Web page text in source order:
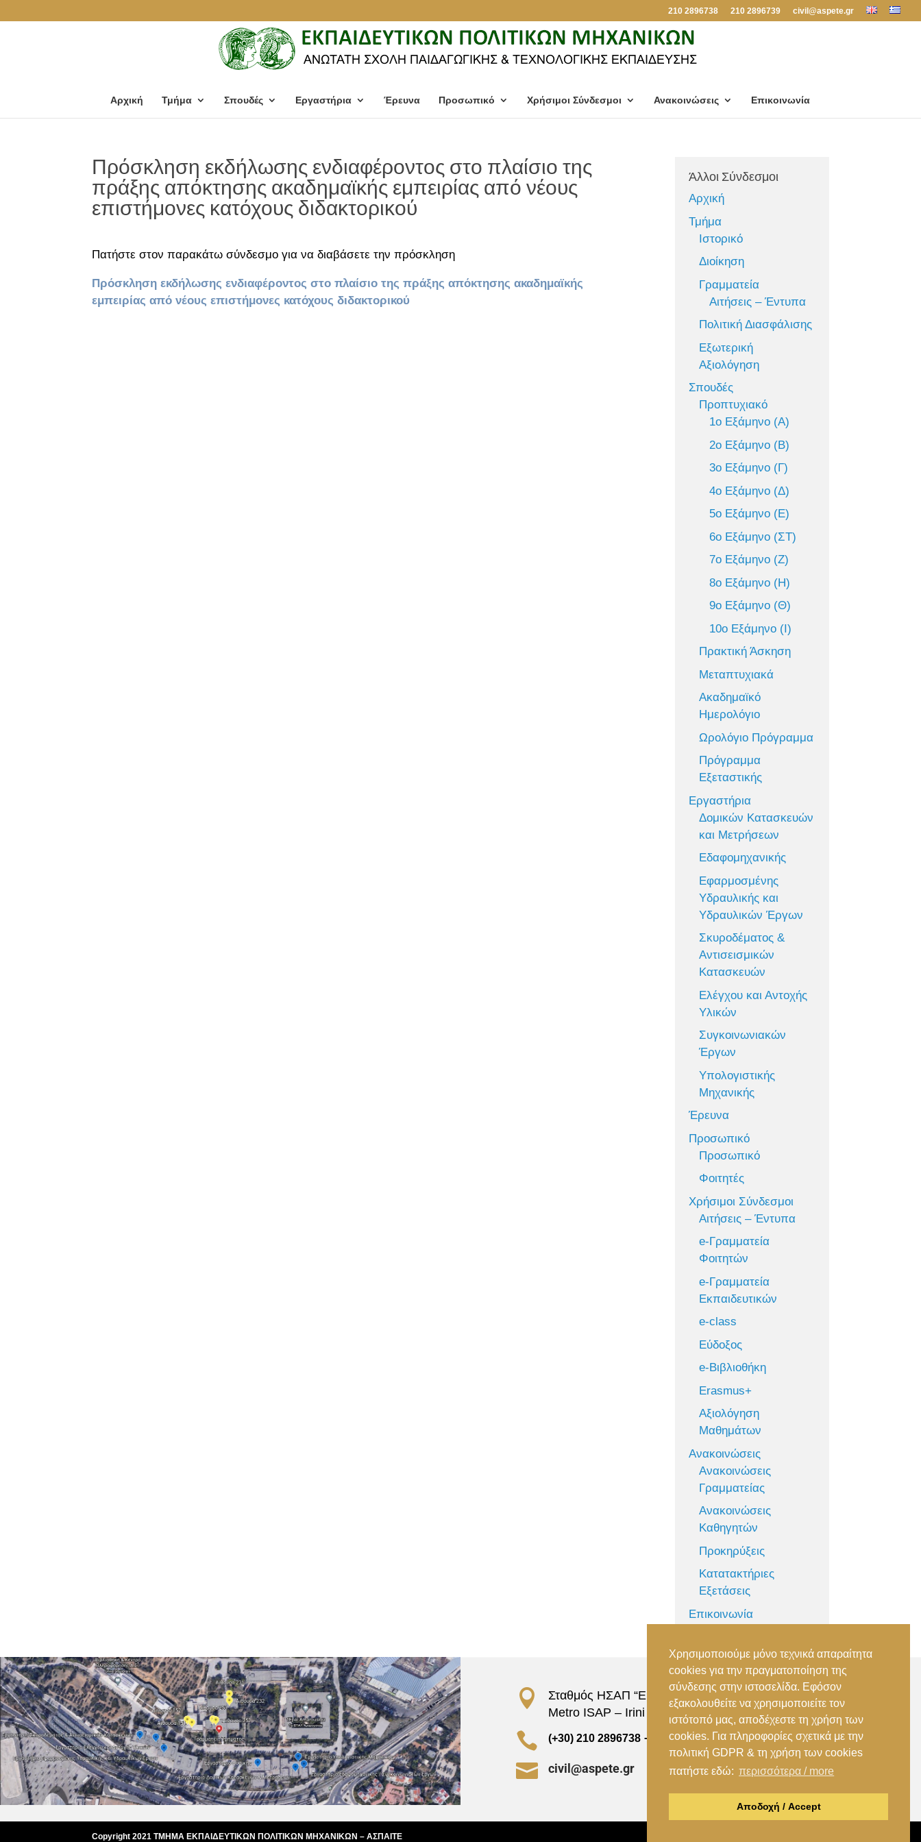
210 2896738 210 2896739 civil@aspete.gr
Αρχική Τμήμα Σπουδές Εργαστήρια Έρευνα Προσωπικό Χρήσιμοι Σύνδεσμοι Ανακοινώσεις Επικοινωνία
Πρόσκληση εκδήλωσης ενδιαφέροντος στο πλαίσιο της
πράξης απόκτησης ακαδημαϊκής εμπειρίας από νέους
επιστήμονες κατόχους διδακτορικού
Πατήστε στον παρακάτω σύνδεσμο για να διαβάσετε την πρόσκληση
Πρόσκληση εκδήλωσης ενδιαφέροντος στο πλαίσιο της πράξης απόκτησης ακαδημαϊκής
εμπειρίας από νέους επιστήμονες κατόχους διδακτορικού
Άλλοι Σύνδεσμοι
Αρχική
Τμήμα
Ιστορικό
Διοίκηση
Γραμματεία
Αιτήσεις – Έντυπα
Πολιτική Διασφάλισης
Εξωτερική
Αξιολόγηση
Σπουδές
Προπτυχιακό
1ο Εξάμηνο (Α)
2ο Εξάμηνο (Β)
3ο Εξάμηνο (Γ)
4ο Εξάμηνο (Δ)
5ο Εξάμηνο (Ε)
6ο Εξάμηνο (ΣΤ)
7ο Εξάμηνο (Ζ)
8ο Εξάμηνο (Η)
9ο Εξάμηνο (Θ)
10ο Εξάμηνο (Ι)
Πρακτική Άσκηση
Μεταπτυχιακά
Ακαδημαϊκό
Ημερολόγιο
Ωρολόγιο Πρόγραμμα
Πρόγραμμα
Εξεταστικής
Εργαστήρια
Δομικών Κατασκευών
και Μετρήσεων
Εδαφομηχανικής
Εφαρμοσμένης
Υδραυλικής και
Υδραυλικών Έργων
Σκυροδέματος &
Αντισεισμικών
Κατασκευών
Ελέγχου και Αντοχής
Υλικών
Συγκοινωνιακών
Έργων
Υπολογιστικής
Μηχανικής
Έρευνα
Προσωπικό
Προσωπικό
Φοιτητές
Χρήσιμοι Σύνδεσμοι
Αιτήσεις – Έντυπα
e-Γραμματεία
Φοιτητών
e-Γραμματεία
Εκπαιδευτικών
e-class
Εύδοξος
e-Βιβλιοθήκη
Erasmus+
Αξιολόγηση
Μαθημάτων
Ανακοινώσεις
Ανακοινώσεις
Γραμματείας
Ανακοινώσεις
Καθηγητών
Προκηρύξεις
Κατατακτήριες
Εξετάσεις
Επικοινωνία

Σταθμός ΗΣΑΠ “Ειρήνη”, 151 22, Αμαρούσιο Αττικής –
Metro ISAP – Irini Station, 15122, Marousi Attica
 (+30) 210 2896738 – (+30) 210 2896739
 civil@aspete.gr
Copyright 2021 ΤΜΗΜΑ ΕΚΠΑΙΔΕΥΤΙΚΩΝ ΠΟΛΙΤΙΚΩΝ ΜΗΧΑΝΙΚΩΝ – ΑΣΠΑΙΤΕ
Χρησιμοποιούμε μόνο τεχνικά απαραίτητα
cookies για την πραγματοποίηση της
σύνδεσης στην ιστοσελίδα. Εφόσον
εξακολουθείτε να χρησιμοποιείτε τον
ιστότοπό μας, αποδέχεστε τη χρήση των
cookies. Για πληροφορίες σχετικά με την
πολιτική GDPR & τη χρήση των cookies
πατήστε εδώ: περισσότερα / more
Αποδοχή / Accept